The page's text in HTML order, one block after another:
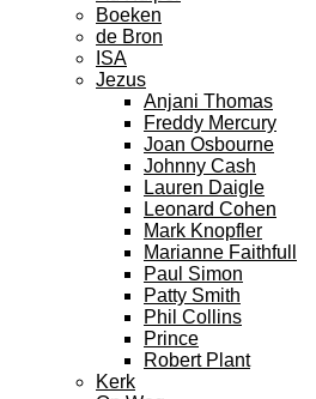
Boeken
de Bron
ISA
Jezus
Anjani Thomas
Freddy Mercury
Joan Osbourne
Johnny Cash
Lauren Daigle
Leonard Cohen
Mark Knopfler
Marianne Faithfull
Paul Simon
Patty Smith
Phil Collins
Prince
Robert Plant
Kerk